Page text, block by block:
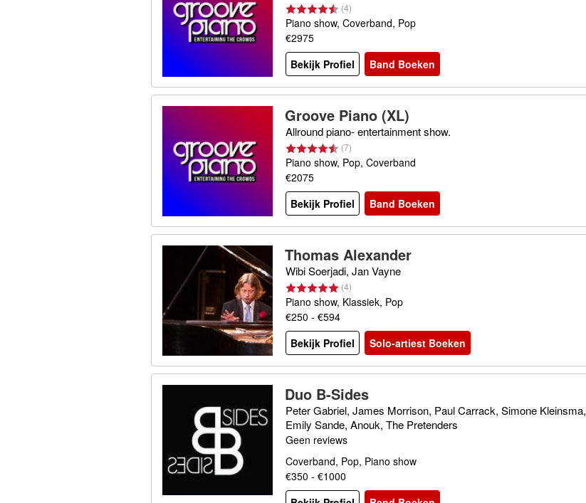
(4)
Piano show, Coverband, Pop
€2975
Bekijk Profiel
Band Boeken
Groove Piano (XL)
Allround piano- entertainment show.
(7)
Piano show, Pop, Coverband
€2075
Bekijk Profiel
Band Boeken
Thomas Alexander
Wibi Soerjadi, Jan Vayne
(4)
Piano show, Klassiek, Pop
€250 - €594
Bekijk Profiel
Solo-artiest Boeken
Duo B-Sides
Peter Gabriel, James Morrison, Paul Carrack, Simone Kleinsma,
Emily Sande, Anouk, The Pretenders
Geen reviews
Coverband, Pop, Piano show
€350 - €1000